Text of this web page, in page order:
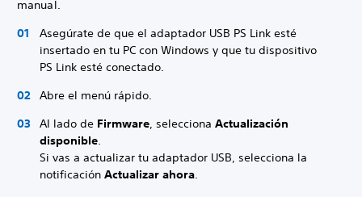
manual.
Asegúrate de que el adaptador USB PS Link esté
insertado en tu PC con Windows y que tu dispositivo
PS Link esté conectado.
Abre el menú rápido.
Al lado de Firmware, selecciona Actualización
disponible.
Si vas a actualizar tu adaptador USB, selecciona la
notificación Actualizar ahora.